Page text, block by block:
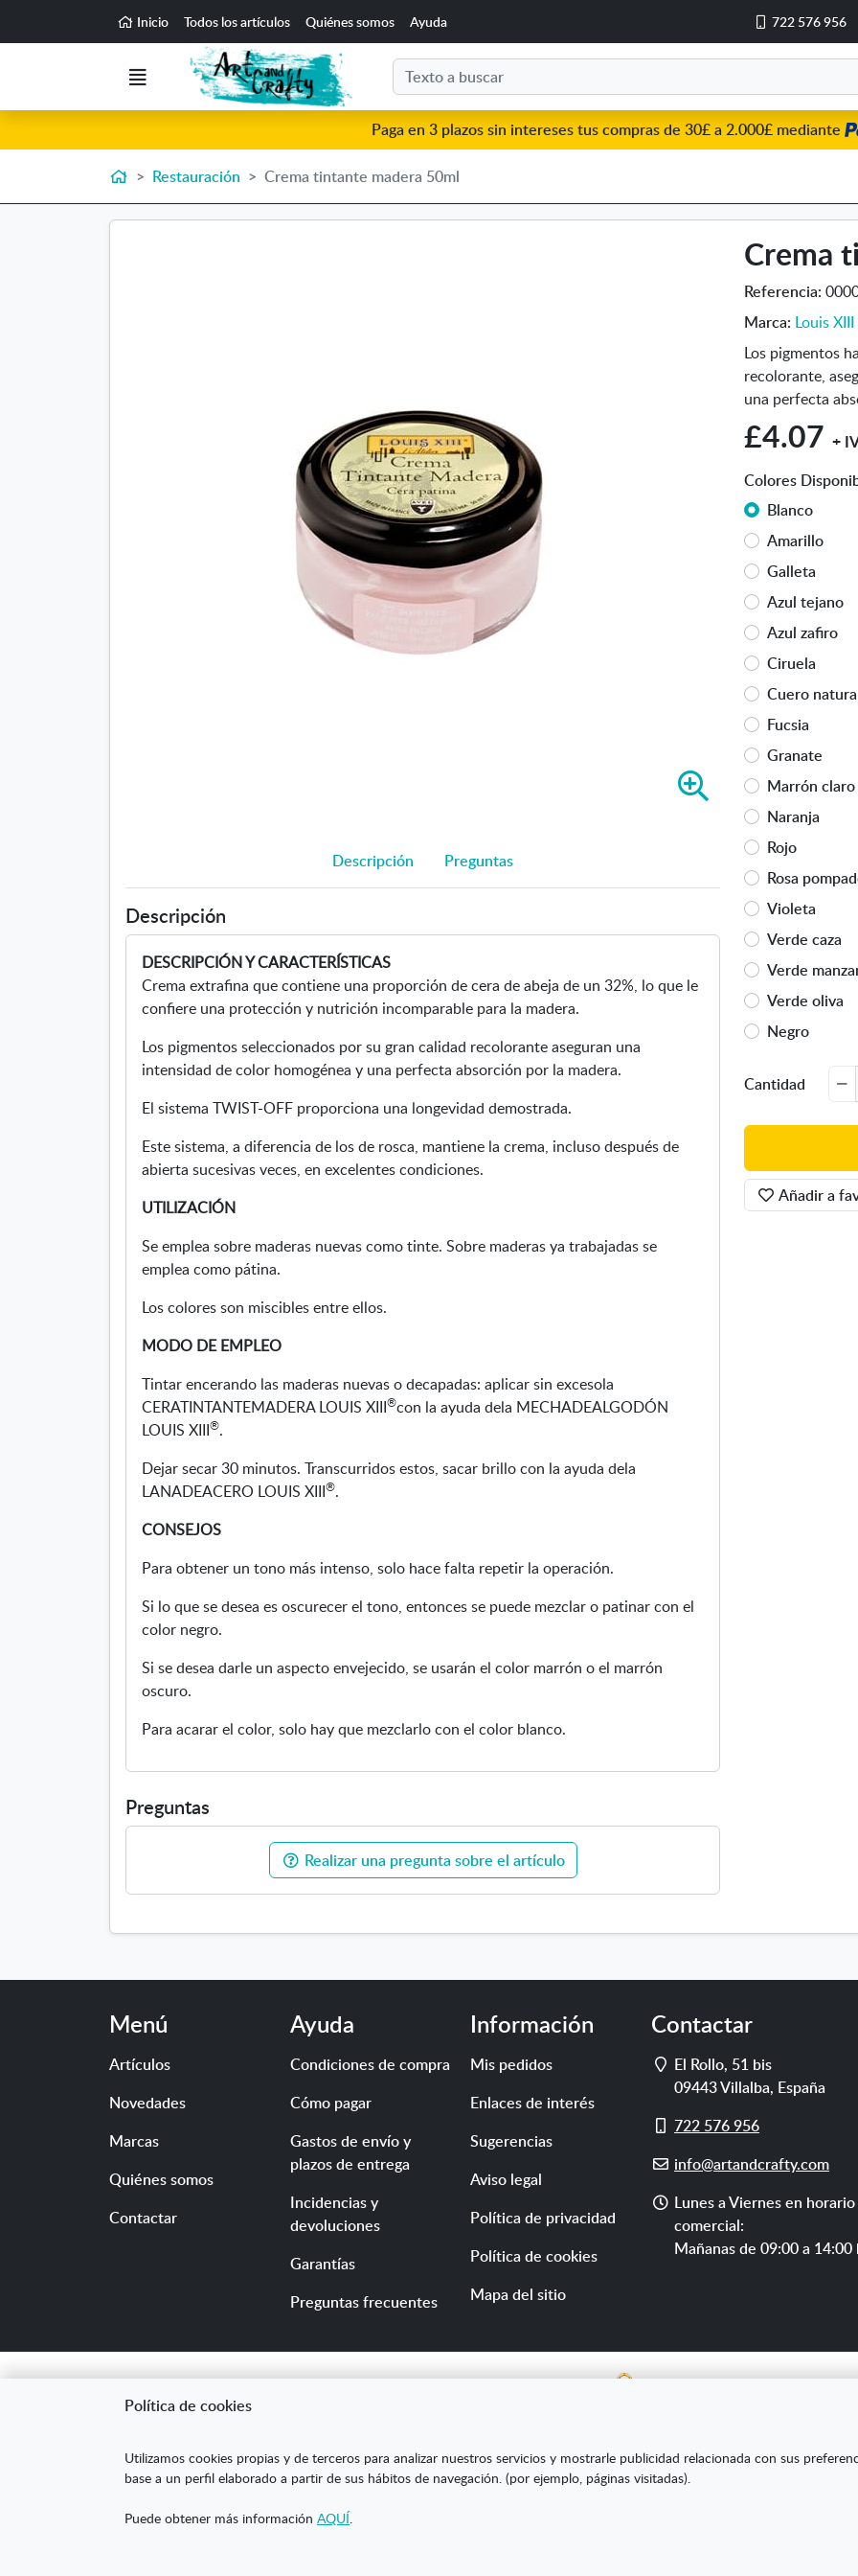
Ir al contenido principal de la página
Inicio Todos los artículos Quiénes somos Ayuda 722 576 956
Menú Buscar
Paga en 3 plazos sin intereses tus compras de 30£ a 2.000£ mediante
InicioRestauración Crema tintante madera 50ml
i
Crema
Referencia:
Marca: Louis
Los pigmentos
recolorante,
una perfecta
£4.07 +
Colores
Blanco
Amarillo
Galleta
Azul tejano
Azul zafiro
Ciruela
Cuero
Fucsia
Granate
Marrón claro
Naranja
Rojo
Rosa
Violeta
Verde caza
Verde
Verde oliva
Negro
Cantidad
Añadir a
Descripción Preguntas
Descripción
DESCRIPCIÓN Y CARACTERÍSTICAS
Crema extrafina que contiene una proporción de cera de abeja de un 32%, lo que le
confiere una protección y nutrición incomparable para la madera.
Los pigmentos seleccionados por su gran calidad recolorante aseguran una
intensidad de color homogénea y una perfecta absorción por la madera.
El sistema TWIST-OFF proporciona una longevidad demostrada.
Este sistema, a diferencia de los de rosca, mantiene la crema, incluso después de
abierta sucesivas veces, en excelentes condiciones.
UTILIZACIÓN
Se emplea sobre maderas nuevas como tinte. Sobre maderas ya trabajadas se
emplea como pátina.
Los colores son miscibles entre ellos.
MODO DE EMPLEO
Tintar encerando las maderas nuevas o decapadas: aplicar sin excesola
CERATINTANTEMADERA LOUIS XIII®con la ayuda dela MECHADEALGODÓN
LOUIS XIII®.
Dejar secar 30 minutos. Transcurridos estos, sacar brillo con la ayuda dela
LANADEACERO LOUIS XIII®.
CONSEJOS
Para obtener un tono más intenso, solo hace falta repetir la operación.
Si lo que se desea es oscurecer el tono, entonces se puede mezclar o patinar con el
color negro.
Si se desea darle un aspecto envejecido, se usarán el color marrón o el marrón
oscuro.
Para acarar el color, solo hay que mezclarlo con el color blanco.
Preguntas
Realizar una pregunta sobre el artículo
Menú
Artículos
Novedades
Marcas
Quiénes somos
Contactar
Ayuda
Condiciones de compra
Cómo pagar
Gastos de envío y
plazos de entrega
Incidencias y
devoluciones
Garantías
Preguntas frecuentes
Información
Mis pedidos
Enlaces de interés
Sugerencias
Aviso legal
Política de privacidad
Política de cookies
Mapa del sitio
Contactar
Dirección
El Rollo, 51 bis
09443Villalba, España
Móvil
722 576 956
E-
info@artandcrafty.com
Horario
de
atención
Lunes a Viernes en horario
comercial:
Mañanas de 09:00 a 14:00
"ARANDA ARTE-VÉRTICE SL ha sido beneficiaria del Fondo Europeo de
competitividad de las Pymes y gracias al cual ha puesto en marcha un Plan de
mejorar su posicionamiento online en mercados exteriores durante el año 2020.
XPANDE DIGITAL de la Cámara de Comercio de Burgos."
Política de cookies
Utilizamos cookies propias y de terceros para analizar nuestros servicios y mostrarle publicidad relacionada con sus
base a un perfil elaborado a partir de sus hábitos de navegación. (por ejemplo, páginas visitadas).
Puede obtener más información AQUÍ.